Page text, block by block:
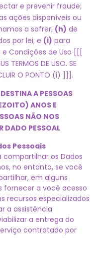
e prevenir fraude;
ações disponíveis ou
a sofrer; (h) de
por lei; e (i) para
Condições de Uso [[[
TERMOS DE USO. SE
O PONTO (i) ]]].
A PESSOAS
ANOS E
NÃO NOS
DADO PESSOAL
Pessoais
compartilhar os Dados
no entanto, se você
em alguns
fornecer a você acesso
recursos especializados
a assistência
a entrega do
contratado por